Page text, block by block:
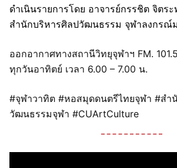
ดำเนินรายการโดย อาจารย์กรรชิต จิตร
สำนักบริหารศิลปวัฒนธรรม จุฬาลงกรณ์
ออกอากาศทางสถานีวิทยุจุฬาฯ FM.
ทุกวันอาทิตย์ เวลา 6.00 – 7.00 น.
#จุฬาวาทิต #หอสมุดดนตรีไทยจุฬา #สำ
วัฒนธรรมจุฬา #CUArtCulture